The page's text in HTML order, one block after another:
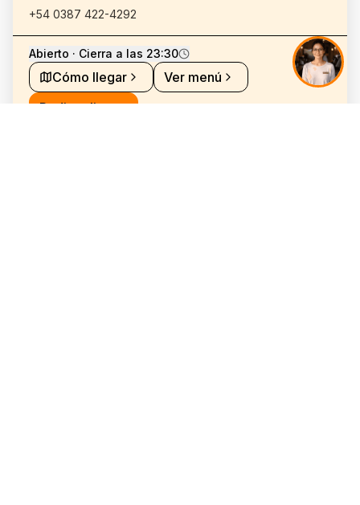
+54 0387 422-4292
Abierto · Cierra a las 23:30
Cómo llegar
Ver menú
Pedir online